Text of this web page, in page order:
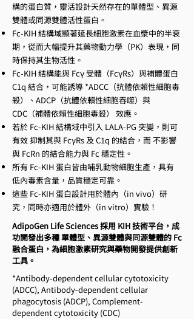
構的蛋白質，靈活設計天然存在的單體型、異源
雙體或同源雙體活性蛋白。
Fc-KIH 結構域顯著延長細胞激素在血漿中的半衰
期，從而大幅提升其藥物動力學（PK）表現，同
時保持其生物活性。
Fc-KIH 結構能與 Fcγ 受體（FcγRs）與補體蛋白
C1q 結合，可能誘導 *ADCC（抗體依賴性細胞毒
殺）、ADCP（抗體依賴性細胞吞噬）與
CDC（補體依賴性細胞毒殺） 效應。
若於 Fc-KIH 結構域中引入 LALA-PG 突變，則可
有效 抑制其與 FcγRs 及 C1q 的結合，而 不影響
與 FcRn 的結合能力與 Fc 穩定性。
所有 Fc-KIH 蛋白皆由哺乳動物細胞生產，具有
低內毒素含量，品質穩定可靠。
這些 Fc-KIH 蛋白設計用於體內（in vivo）研
究，同時亦適用於體外（in vitro）實驗！
AdipoGen Life Sciences 採用 KIH 技術平台，成
功開發出多種 單體型、異源雙體與同源雙體的 Fc
融合蛋白，為細胞激素研究與藥物開發提供創新
工具。
*Antibody-dependent cellular cytotoxicity
(ADCC), Antibody-dependent cellular
phagocytosis (ADCP), Complement-
dependent cytotoxicity (CDC)